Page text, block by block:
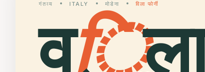
गंतव्य ITALY मोडेना विला फोर्नी
विला